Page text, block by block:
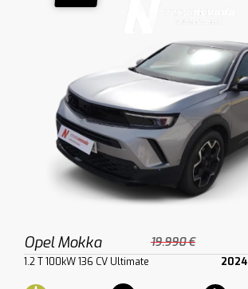
Opel Mokka 19.990 €
1.2 T 100kW 136 CV Ultimate 2024